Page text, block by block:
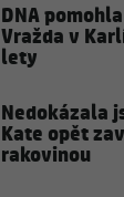
DNA
Vražda v
lety
Nedokázala
Kate opět
rakovinou